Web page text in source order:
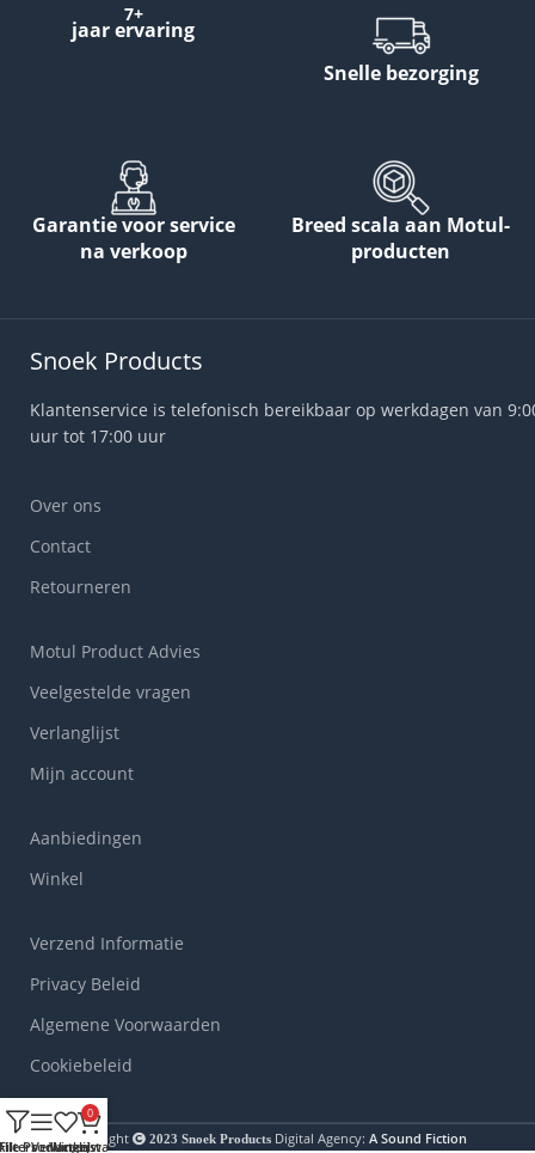
7+
jaar ervaring
Snelle bezorging
Garantie voor service
na verkoop
Breed scala aan Motul-
producten
Snoek Products
Klantenservice is telefonisch bereikbaar op werkdagen van
uur tot 17:00 uur
Over ons
Contact
Retourneren
Motul Product Advies
Veelgestelde vragen
Verlanglijst
Mijn account
Aanbiedingen
Winkel
Verzend Informatie
Privacy Beleid
Algemene Voorwaarden
Cookiebeleid
Copyright 2023 Snoek Products Digital Agency: A Sound Fiction
FiltersProducten
Verlanglijst
0
Winkelwagen